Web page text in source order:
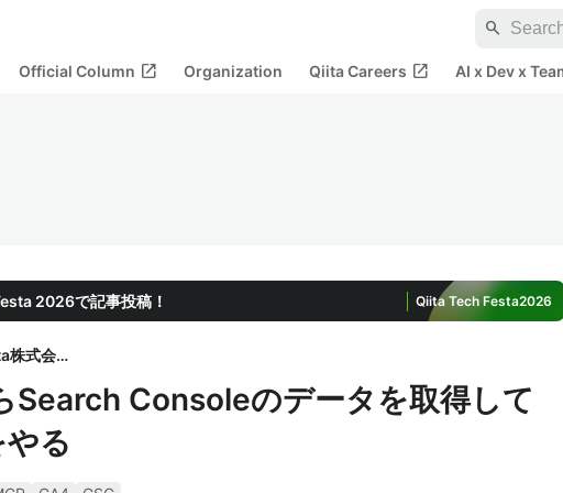
search
Official Column open_in_new Organization Qiita Careers open_in_new AI x Dev x
2026で記事投稿！ Qiita Tech Festa2026
Qiita株式会社
Search Consoleのデータを取得して
る